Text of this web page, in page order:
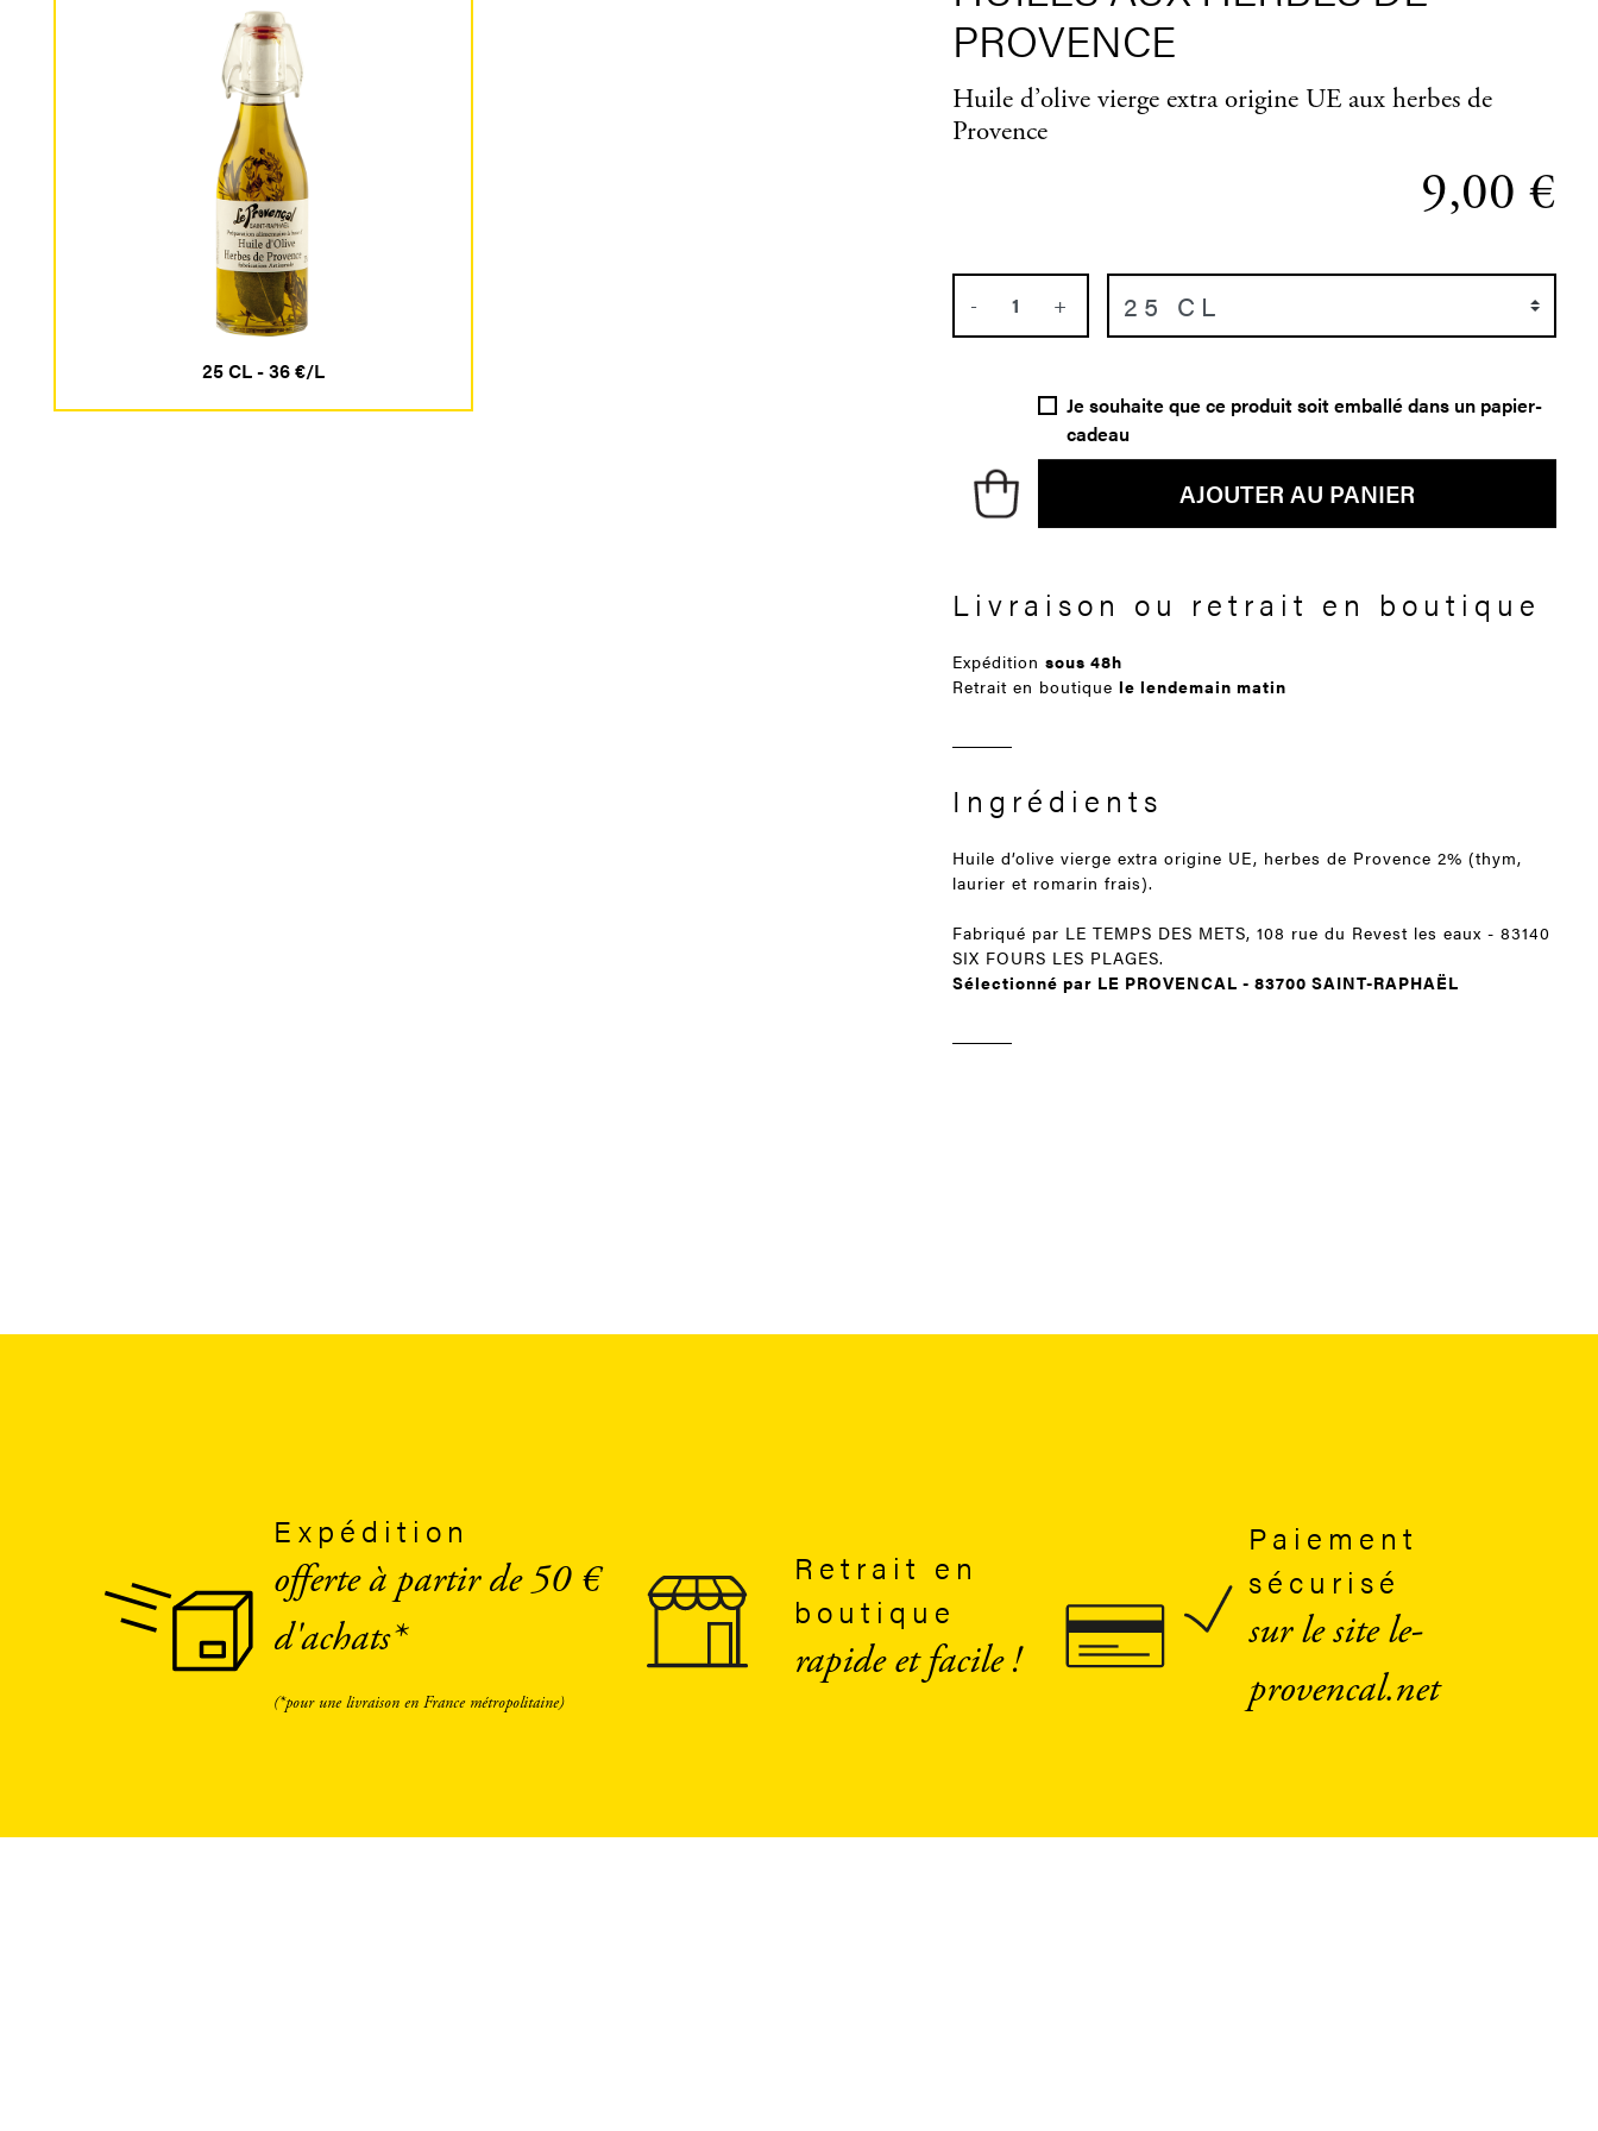
25 CL - 36 €/L
PROVENCE
Huile d’olive vierge extra origine UE aux herbes de
Provence
9,00 €
- +
Je souhaite que ce produit soit emballé dans un papier-
cadeau
AJOUTER AU PANIER
Livraison ou retrait en boutique
Expéditionsous 48h
Retrait en boutiquele lendemain matin
Ingrédients
Huile d’olive vierge extra origine UE, herbes de Provence 2% (thym,
laurier et romarin frais).
Fabriqué par LE TEMPS DES METS, 108 rue du Revest les eaux - 83140
SIX FOURS LES PLAGES.
Sélectionné par LE PROVENCAL - 83700 SAINT-RAPHAËL
Expédition
offerte à partir de 50 €
d'achats*
(*pour une livraison en France métropolitaine)
Retrait en
boutique
rapide et facile !
Paiement
sécurisé
sur le site le-
provencal.net